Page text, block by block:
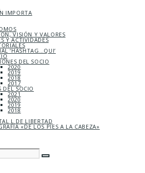
IMPORTA
VISIÓN Y VALORES
Y ACTIVIDADES
‘HASHTAG…QUI’
DEL SOCIO
2020
2019
2018
2017
DEL SOCIO
2021
2020
2019
2018
L DE LIBERTAD
«DE LOS PIES A LA CABEZA»